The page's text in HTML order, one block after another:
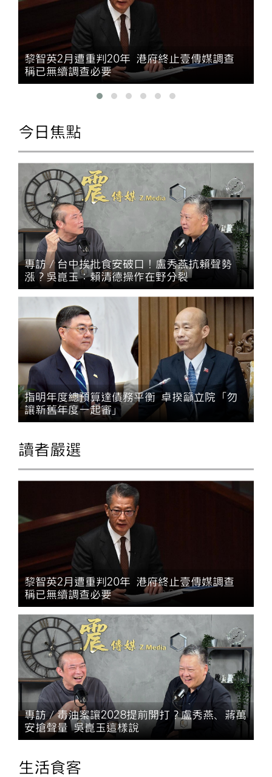
黎智英2月遭重判20年 港府終止壹傳媒調查
稱已無續調查必要
今日焦點
專訪／台中挨批食安破口！盧秀燕抗賴聲勢
漲？吳崑玉：賴清德操作在野分裂
指明年度總預算達債務平衡 卓揆籲立院「勿
讓新舊年度一起審」
讀者嚴選
黎智英2月遭重判20年 港府終止壹傳媒調查
稱已無續調查必要
專訪／毒油案讓2028提前開打？盧秀燕、蔣萬
安搶聲量 吳崑玉這樣說
生活食客